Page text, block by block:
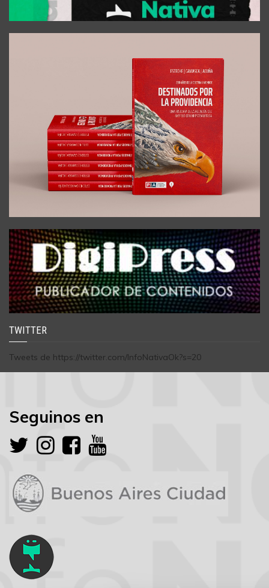
TWITTER
Tweets de https://twitter.com/InfoNativaOk?s=20
Seguinos en